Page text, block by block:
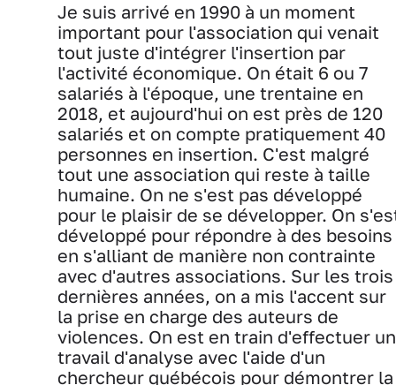
Je suis arrivé en 1990 à un moment
important pour l'association qui venait
tout juste d'intégrer l'insertion par
l'activité économique. On était 6 ou 7
salariés à l'époque, une trentaine en
2018, et aujourd'hui on est près de 120
salariés et on compte pratiquement 40
personnes en insertion. C'est malgré
tout une association qui reste à taille
humaine. On ne s'est pas développé
pour le plaisir de se développer. On
développé pour répondre à des besoins
en s'alliant de manière non contrainte
avec d'autres associations. Sur les trois
dernières années, on a mis l'accent sur
la prise en charge des auteurs de
violences. On est en train d'effectuer un
travail d'analyse avec l'aide d'un
chercheur québécois pour démontrer la